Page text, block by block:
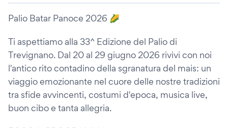
Palio Batar Panoce 2026 🌽
Ti aspettiamo alla 33^ Edizione del Palio di
Trevignano. Dal 20 al 29 giugno 2026 rivivi con noi
l'antico rito contadino della sgranatura del mais: un
viaggio emozionante nel cuore delle nostre tradizioni
tra sfide avvincenti, costumi d'epoca, musica live,
buon cibo e tanta allegria.